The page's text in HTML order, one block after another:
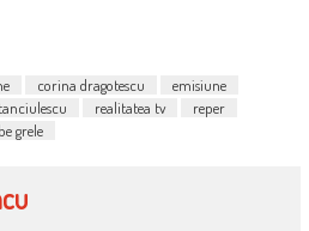
corina dragotescu
emisiune
realitatea tv
reper
grele